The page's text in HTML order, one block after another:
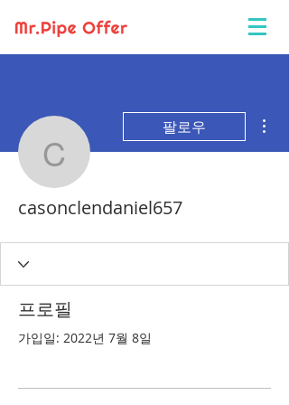
팔로우
casonclendaniel657
프로필
가입일: 2022년 7월 8일